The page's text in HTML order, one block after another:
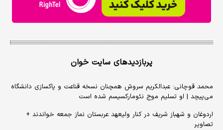
پربازدیدهای سایت خوان
محمد قوچانی: عبدالکریم سروش همچنان نسخه قناعت و پاکسازی دانشگاه
می‌پیچد | او تسلیم موج نئومارکسیسم شده است
اردوغان و شهباز شریف در کنار ولیعهد عربستان نماز جمعه خواندند +
تصاویر